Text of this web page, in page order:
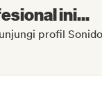
ini...
profil